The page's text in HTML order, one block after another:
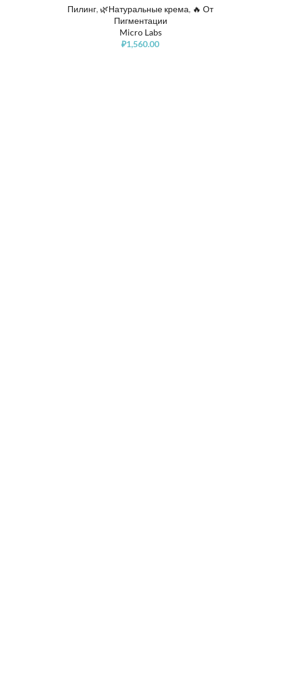
Пилинг,🌿Натуральные крема, 🔥 От
Пигментации
Micro Labs
₽1,560.00